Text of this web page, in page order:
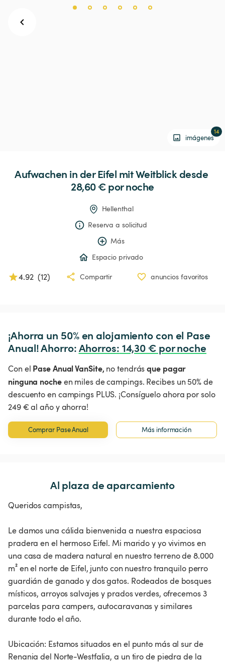
imágenes
14
Aufwachen inderEifel mitWeitblick desde
28,60 € por noche
Hellenthal
Reserva a solicitud
Más
Espacio privado
4.92 (12) Compartir anuncios favoritos
¡Ahorra un 50% en alojamiento con el Pase
Anual! Ahorro: Ahorros: 14,30 € por noche
Con el Pase Anual VanSite, no tendrásque pagar
ninguna nocheen miles de campings. Recibes un 50% de
descuento en campings PLUS. ¡Consíguelo ahora por solo
249 € al año y ahorra!
Comprar Pase Anual Más información
Al plaza de aparcamiento
Queridos campistas,
Le damos una cálida bienvenida a nuestra espaciosa
pradera en el hermoso Eifel. Mi marido y yo vivimos en
una casa de madera natural en nuestro terreno de 8.000
m² en el norte de Eifel, junto con nuestro tranquilo perro
guardián de ganado y dos gatos. Rodeados de bosques
místicos, arroyos salvajes y prados verdes, ofrecemos 3
parcelas para campers, autocaravanas y similares
durante todo el año.
Ubicación: Estamos situados en el punto más al sur de
Renania del Norte-Westfalia, a un tiro de piedra de la